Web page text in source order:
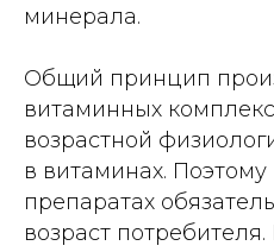
минерала.
Общий принцип
витаминных
возрастной
в витаминах.
препаратах
возраст